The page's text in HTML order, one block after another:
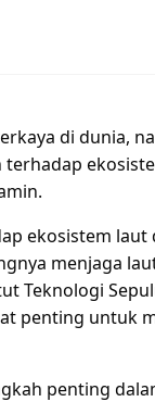
di dunia,
ekosistem
menjaga
Teknologi
penting untuk
penting